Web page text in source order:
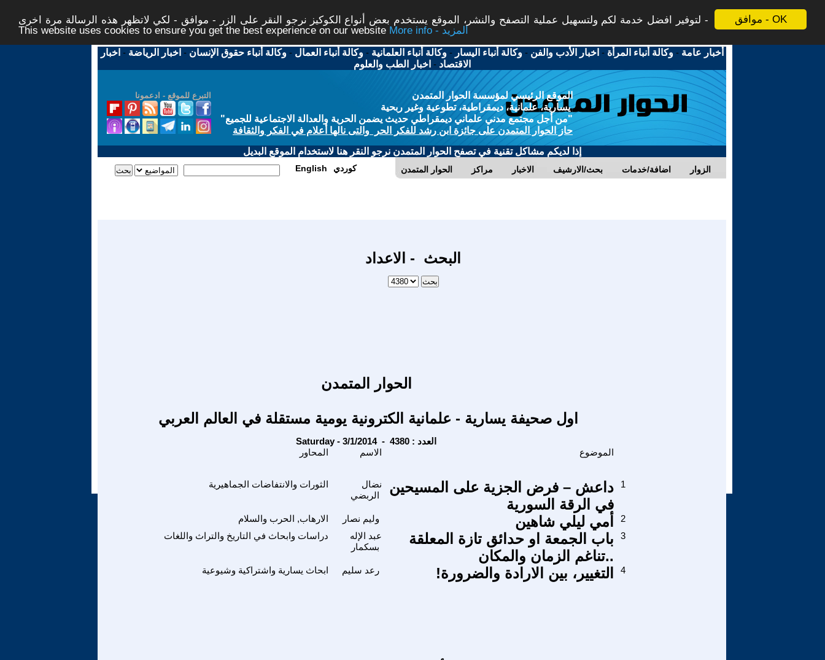
موافق - OK
لتوفير افضل خدمة لكم ولتسهيل عملية التصفح والنشر، الموقع يستخدم بعض أنواع الكوكيز نرجو النقر على الزر - موافق - لكي لاتظهر هذه الرسالة مرة اخرى -
This website uses cookies to ensure you get the best experience on our website
More info - المزيد
أخبار عامة -وكالة أنباء المرأة - اخبار الأدب والفن -وكالة أنباء اليسار -وكالة أنباء العلمانية -وكالة أنباء العمال -وكالة أنباء حقوق الإنسان - اخبار الرياضة - اخبار
الاقتصاد - اخبار الطب والعلوم
التبرع للموقع - ادعمونا
الموقع الرئيسي لمؤسسة الحوار المتمدن
يسارية، علمانية، ديمقراطية، تطوعية وغير ربحية
"من أجل مجتمع مدني علماني ديمقراطي حديث يضمن الحرية والعدالة الاجتماعية للجميع"
حاز الحوار المتمدن على جائزة ابن رشد للفكر الحر والتى نالها أعلام في الفكر والثقافة
إذا لديكم مشاكل تقنية في تصفح الحوار المتمدن نرجو النقر هنا لاستخدام الموقع البديل
الحوار المتمدن مراكز الاخبار بحث/الارشيف اضافة/خدمات الزوار English كوردي
البحث - الاعداد
الحوار المتمدن
اول صحيفة يسارية - علمانية الكترونية يومية مستقلة في العالم العربي
Saturday - 3/1/2014 - العدد : 4380
الاسم الموضوع
الثورات والانتفاضات الجماهيرية
نضال
الربضي
داعش – فرض الجزية على المسيحين
في الرقة السورية
1
الارهاب, الحرب والسلام وليم نصار أمي ليلي شاهين
2
دراسات وابحاث في التاريخ والتراث واللغات
عبد الإله
بسكمار
باب الجمعة او حدائق تازة المعلقة
..تناغم الزمان والمكان
3
ابحاث يسارية واشتراكية وشيوعية رعد سليم التغيير، بين الارادة والضرورة! 4